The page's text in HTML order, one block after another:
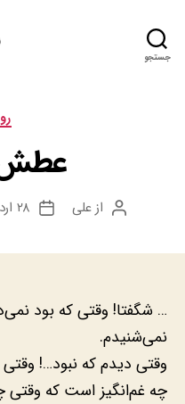
جستجو
نویسنده
ازعلی
تاریخ
۲۸ اردیبهشت ۱۳۸۸
… شگفتا! وقتی که بود
نمی‌شنیدم.
وقتی دیدم که نبود…!
چه غم‌انگیز است که وقتی